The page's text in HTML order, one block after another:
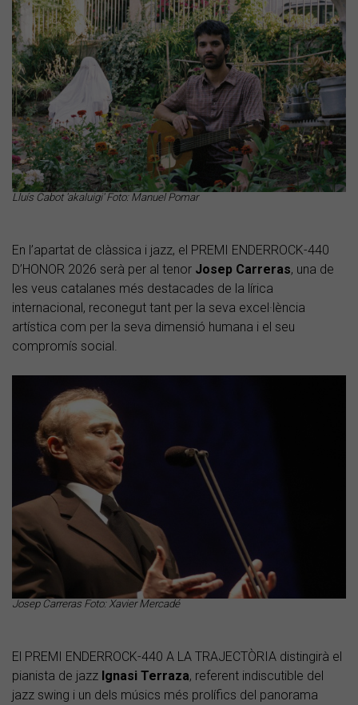
Lluís Cabot 'akaluigi' Foto: Manuel Pomar
En l’apartat de clàssica i jazz, el PREMI ENDERROCK-440
D’HONOR 2026 serà per al tenor Josep Carreras, una de
les veus catalanes més destacades de la lírica
internacional, reconegut tant per la seva excel·lència
artística com per la seva dimensió humana i el seu
compromís social.
Josep Carreras Foto: Xavier Mercadé
El PREMI ENDERROCK-440 A LA TRAJECTÒRIA distingirà el
pianista de jazz Ignasi Terraza, referent indiscutible del
jazz swing i un dels músics més prolífics del panorama